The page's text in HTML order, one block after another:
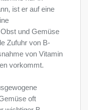
ist er auf eine
und Gemüse
Zufuhr von B-
von Vitamin
vorkommt.
oft